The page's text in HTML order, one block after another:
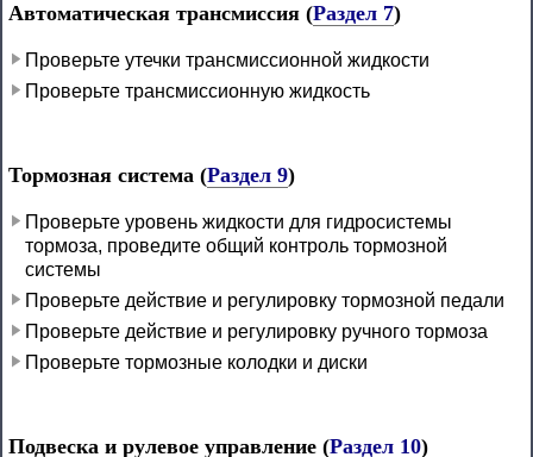
Автоматическая трансмиссия (Раздел 7)
Проверьте утечки трансмиссионной жидкости
Проверьте трансмиссионную жидкость
Тормозная система (Раздел 9)
Проверьте уровень жидкости для гидросистемы
тормоза, проведите общий контроль тормозной
системы
Проверьте действие и регулировку тормозной педали
Проверьте действие и регулировку ручного тормоза
Проверьте тормозные колодки и диски
Подвеска и рулевое управление (Раздел 10)